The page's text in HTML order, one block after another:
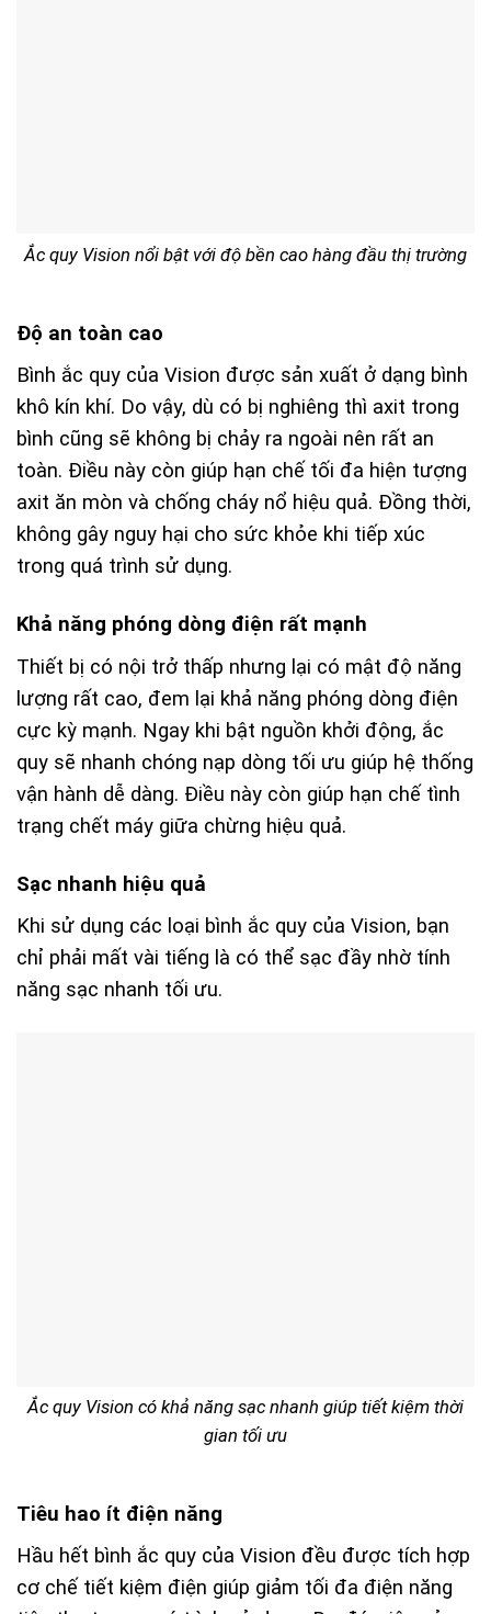
Ắc quy Vision nổi bật với độ bền cao hàng đầu thị trường
Độ an toàn cao
Bình ắc quy của Vision được sản xuất ở dạng bình
khô kín khí. Do vậy, dù có bị nghiêng thì axit trong
bình cũng sẽ không bị chảy ra ngoài nên rất an
toàn. Điều này còn giúp hạn chế tối đa hiện tượng
axit ăn mòn và chống cháy nổ hiệu quả. Đồng thời,
không gây nguy hại cho sức khỏe khi tiếp xúc
trong quá trình sử dụng.
Khả năng phóng dòng điện rất mạnh
Thiết bị có nội trở thấp nhưng lại có mật độ năng
lượng rất cao, đem lại khả năng phóng dòng điện
cực kỳ mạnh. Ngay khi bật nguồn khởi động, ắc
quy sẽ nhanh chóng nạp dòng tối ưu giúp hệ thống
vận hành dễ dàng. Điều này còn giúp hạn chế tình
trạng chết máy giữa chừng hiệu quả.
Sạc nhanh hiệu quả
Khi sử dụng các loại bình ắc quy của Vision, bạn
chỉ phải mất vài tiếng là có thể sạc đầy nhờ tính
năng sạc nhanh tối ưu.
Ắc quy Vision có khả năng sạc nhanh giúp tiết kiệm thời
gian tối ưu
Tiêu hao ít điện năng
Hầu hết bình ắc quy của Vision đều được tích hợp
cơ chế tiết kiệm điện giúp giảm tối đa điện năng